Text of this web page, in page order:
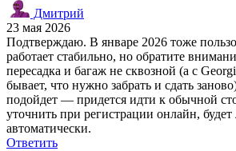
Дмитрий
23 мая 2026
Подтверждаю. В январе 2026 тоже
работает стабильно, но обратите
пересадка и багаж не сквозной (а с
бывает, что нужно забрать и сдать
подойдет — придется идти к обычной
уточнить при регистрации онлайн,
автоматически.
Ответить